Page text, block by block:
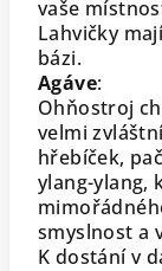
vaše
Lahvičky
bázi.
Agáve:
Ohňostroj
velmi
hřebíček,
ylang-ylang,
smyslnost a
K dostání v